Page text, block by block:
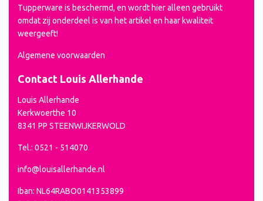
Tupperware is beschermd, en wordt hier alleen gebruikt
omdat zij onderdeel is van het artikel en haar kwaliteit
weergeeft!
Algemene voorwaarden
Contact Louis Allerhande
Louis Allerhande
Kerkwoerthe 10
8341 PP STEENWIJKERWOLD
Tel.: 0521 - 514070
info@louisallerhande.nl
Iban: NL64RABO0141353899